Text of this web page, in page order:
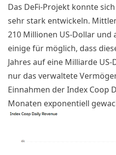
Das DeFi-Projekt konnte
sehr stark entwickeln.
210 Millionen US-Dollar und
einige für möglich, dass
Jahres auf eine Milliarde
nur das verwaltete
Einnahmen der Index Coop
Monaten exponentiell